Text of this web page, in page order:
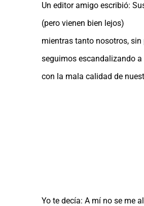
Un editor amigo escribió:
(pero vienen bien lejos)
mientras tanto nosotros, sin
seguimos escandalizando
con la mala calidad de
Yo te decía: A mí no se me